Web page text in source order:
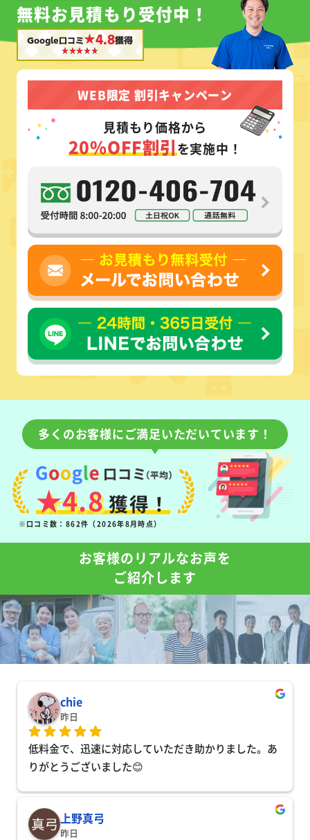
無料お見積もり受付中！
Google口コミ★4.8獲得
WEB限定 割引キャンペーン
見積もり価格から
20%OFF割引を実施中！
多くのお客様にご満足いただいています！
★4.8獲得！
※口コミ数：862件（2026年8月時点）
お客様のリアルなお声を
ご紹介します
chie
昨日
低料金で、迅速に対応していただき助かりました。あ
りがとうございました😊
上野真弓
昨日